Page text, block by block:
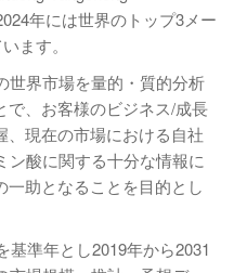
年には世界のトップ3メー
ます。
世界市場を量的・質的分析
で、お客様のビジネス/成長
現在の市場における自社
ン酸に関する十分な情報に
助となることを目的とし
基準年とし2019年から2031